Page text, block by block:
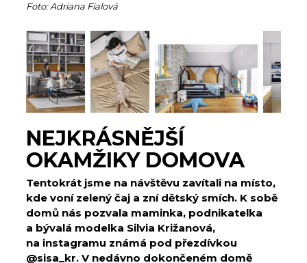
Foto: Adriana Fialová
NEJKRÁSNĚJŠÍ
OKAMŽIKY DOMOVA
Tentokrát jsme na návštěvu zavítali na místo,
kde voní zelený čaj a zní dětský smích. K sobě
domů nás pozvala maminka, podnikatelka
a bývalá modelka Silvia Križanová,
na instagramu známá pod přezdívkou
@sisa_kr. V nedávno dokončeném domě